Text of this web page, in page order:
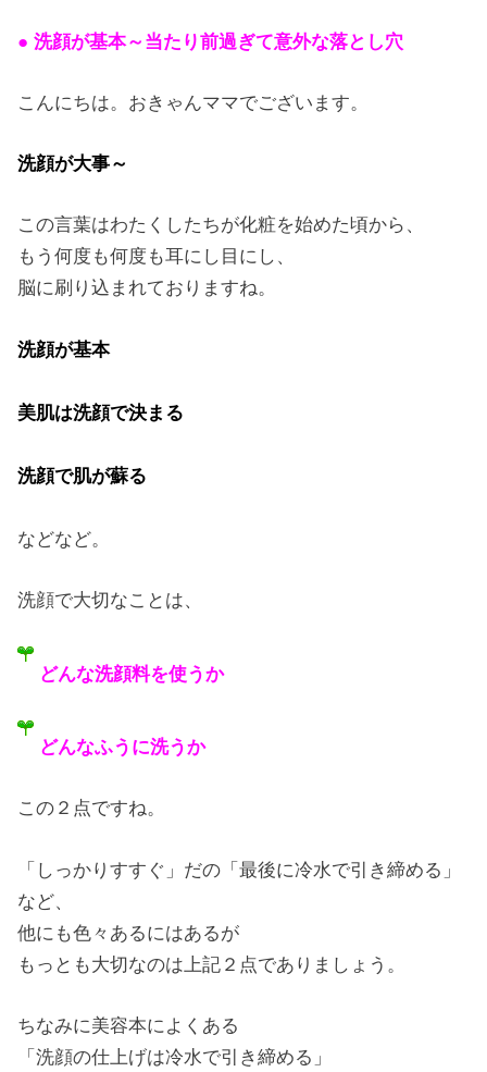
● 洗顔が基本～当たり前過ぎて意外な落とし穴
こんにちは。おきゃんママでございます。
洗顔が大事～
この言葉はわたくしたちが化粧を始めた頃から、
もう何度も何度も耳にし目にし、
脳に刷り込まれておりますね。
洗顔が基本
美肌は洗顔で決まる
洗顔で肌が蘇る
などなど。
洗顔で大切なことは、
どんな洗顔料を使うか
どんなふうに洗うか
この２点ですね。
「しっかりすすぐ」だの「最後に冷水で引き締める」
など、
他にも色々あるにはあるが
もっとも大切なのは上記２点でありましょう。
ちなみに美容本によくある
「洗顔の仕上げは冷水で引き締める」